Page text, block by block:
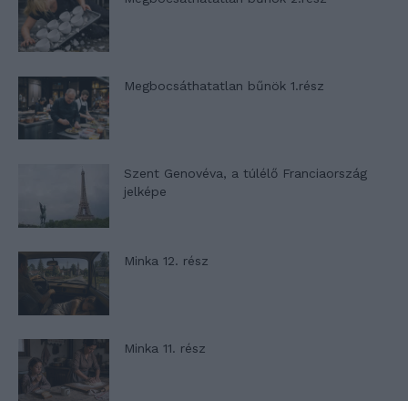
Megbocsáthatatlan bűnök 1.rész
Szent Genovéva, a túlélő Franciaország
jelképe
Minka 12. rész
Minka 11. rész